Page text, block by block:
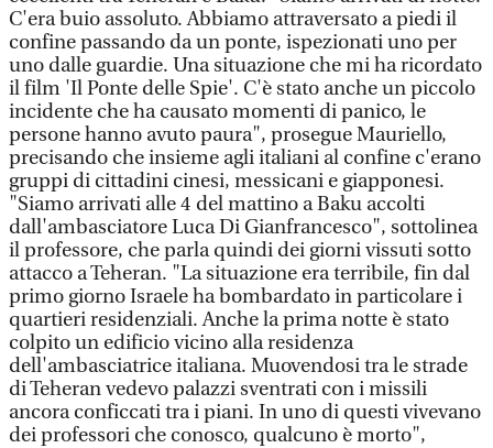
C'era buio assoluto. Abbiamo attraversato a piedi il
confine passando da un ponte, ispezionati uno per
uno dalle guardie. Una situazione che mi ha ricordato
il film 'Il Ponte delle Spie'. C'è stato anche un piccolo
incidente che ha causato momenti di panico, le
persone hanno avuto paura", prosegue Mauriello,
precisando che insieme agli italiani al confine c'erano
gruppi di cittadini cinesi, messicani e giapponesi.
"Siamo arrivati alle 4 del mattino a Baku accolti
dall'ambasciatore Luca Di Gianfrancesco", sottolinea
il professore, che parla quindi dei giorni vissuti sotto
attacco a Teheran. "La situazione era terribile, fin dal
primo giorno Israele ha bombardato in particolare i
quartieri residenziali. Anche la prima notte è stato
colpito un edificio vicino alla residenza
dell'ambasciatrice italiana. Muovendosi tra le strade
di Teheran vedevo palazzi sventrati con i missili
ancora conficcati tra i piani. In uno di questi vivevano
dei professori che conosco, qualcuno è morto",